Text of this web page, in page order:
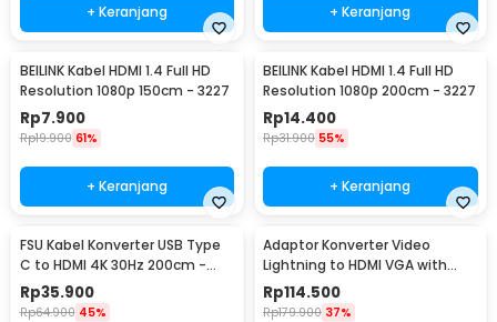
+ Keranjang + Keranjang
BEILINK Kabel HDMI 1.4 Full HD
Resolution 1080p 150cm - 3227
Rp7.900
Rp19.900 61%
+ Keranjang
BEILINK Kabel HDMI 1.4 Full HD
Resolution 1080p 200cm - 3227
Rp14.400
Rp31.900 55%
+ Keranjang
FSU Kabel Konverter USB Type
C to HDMI 4K 30Hz 200cm -
VUH-05
Rp35.900
Rp64.900 45%
Adaptor Konverter Video
Lightning to HDMI VGA with
Audio Port - 7585
Rp114.500
Rp179.900 37%